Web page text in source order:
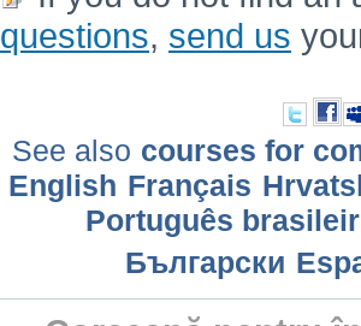
questions, send us
See also courses for
English Français
Português
Български